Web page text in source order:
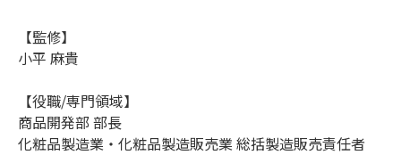
【監修】
小平 麻貴
【役職/専門領域】
商品開発部 部長
化粧品製造業・化粧品製造販売業 総括製造販売責任者